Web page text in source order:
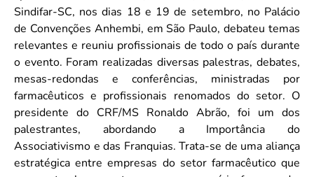
Sindifar-SC, nos dias 18 e 19 de setembro, no Palácio
de Convenções Anhembi, em São Paulo, debateu temas
relevantes e reuniu profissionais de todo o país durante
o evento. Foram realizadas diversas palestras, debates,
mesas-redondas e conferências, ministradas por
farmacêuticos e profissionais renomados do setor. O
presidente do CRF/MS Ronaldo Abrão, foi um dos
palestrantes, abordando a Importância do
Associativismo e das Franquias. Trata-se de uma aliança
estratégica entre empresas do setor farmacêutico que